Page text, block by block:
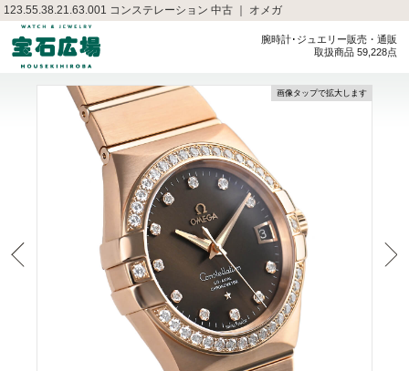
123.55.38.21.63.001 コンステレーション 中古 ｜ オメガ
腕時計･ジュエリー販売・通販
取扱商品 59,228点
画像タップで拡大します